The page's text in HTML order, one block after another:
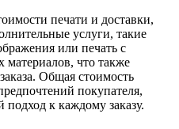
печати и доставки,
услуги, такие
или печать с
материалов, что также
Общая стоимость
покупателя,
к каждому заказу.